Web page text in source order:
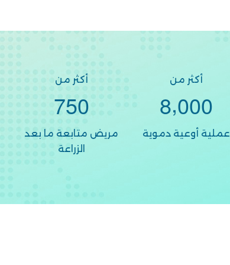
أكثر من
8,000
عملية أوعية دموية
أكثر من
750
مريض متابعة ما بعد
الزراعة